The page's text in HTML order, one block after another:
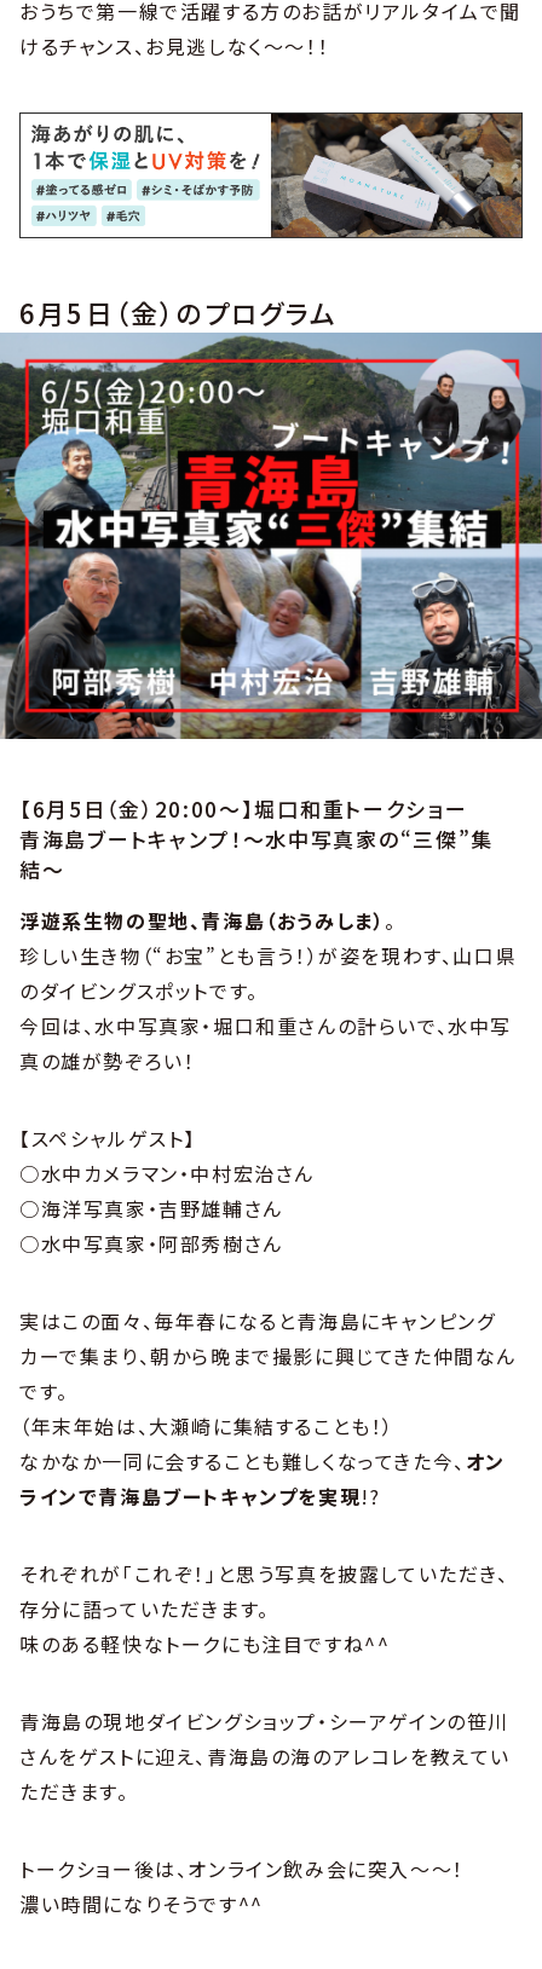
おうちで第一線で活躍する方のお話がリアルタイムで聞
けるチャンス、お見逃しなく〜〜！！
6月5日（金）のプログラム
【6月5日（金）20:00〜】堀口和重トークショー
青海島ブートキャンプ！〜水中写真家の“三傑”集
結〜
浮遊系生物の聖地、青海島（おうみしま） 。
珍しい生き物（“お宝”とも言う！）が姿を現わす、山口県
のダイビングスポットです。
今回は、水中写真家・堀口和重さんの計らいで、水中写
真の雄が勢ぞろい！
【スペシャルゲスト】
○水中カメラマン・中村宏治さん
○海洋写真家・吉野雄輔さん
○水中写真家・阿部秀樹さん
実はこの面々、毎年春になると青海島にキャンピング
カーで集まり、朝から晩まで撮影に興じてきた仲間なん
です。
（年末年始は、大瀬崎に集結することも！）
なかなか一同に会することも難しくなってきた今、 オン
ラインで青海島ブートキャンプを実現!?
それぞれが「これぞ！」と思う写真を披露していただき、
存分に語っていただきます。
味のある軽快なトークにも注目ですね^^
青海島の現地ダイビングショップ・シーアゲインの笹川
さんをゲストに迎え、青海島の海のアレコレを教えてい
ただきます。
トークショー後は、オンライン飲み会に突入〜〜！
濃い時間になりそうです^^